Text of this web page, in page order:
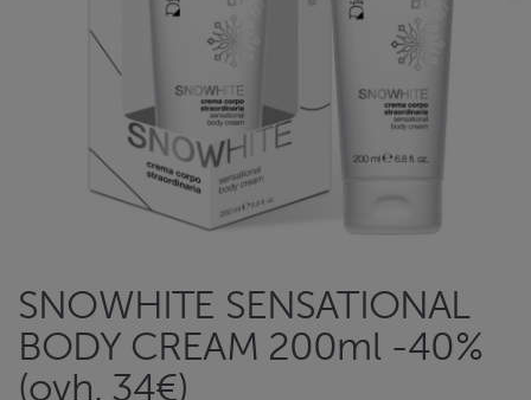
SNOWHITE SENSATIONAL
BODY CREAM 200ml -40%
(ovh. 34€)